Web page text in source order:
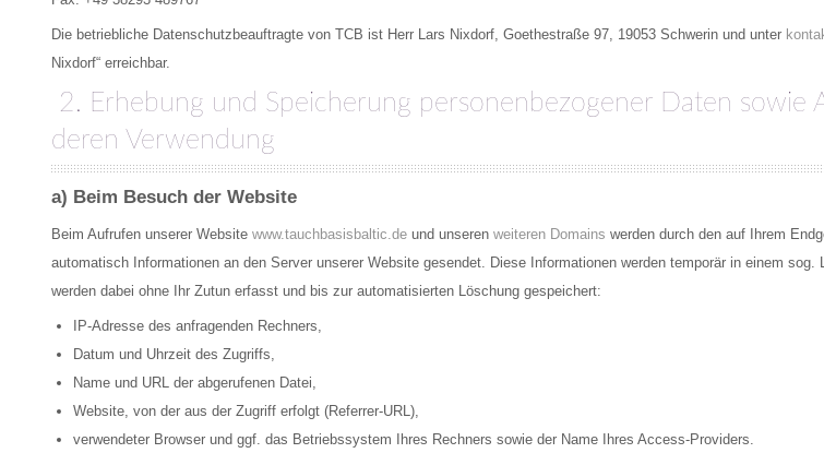
Die betriebliche Datenschutzbeauftragte von TCB ist Herr Lars Nixdorf, Goethestraße 97, 19053 Schwerin und unter
Nixdorf“ erreichbar.
2. Erhebung und Speicherung personenbezogener Daten sowie
deren Verwendung
a) Beim Besuch der Website
Beim Aufrufen unserer Website www.tauchbasisbaltic.de und unseren weiteren Domains werden durch den auf Ihrem
automatisch Informationen an den Server unserer Website gesendet. Diese Informationen werden temporär in einem
werden dabei ohne Ihr Zutun erfasst und bis zur automatisierten Löschung gespeichert:
IP-Adresse des anfragenden Rechners,
Datum und Uhrzeit des Zugriffs,
Name und URL der abgerufenen Datei,
Website, von der aus der Zugriff erfolgt (Referrer-URL),
verwendeter Browser und ggf. das Betriebssystem Ihres Rechners sowie der Name Ihres Access-Providers.